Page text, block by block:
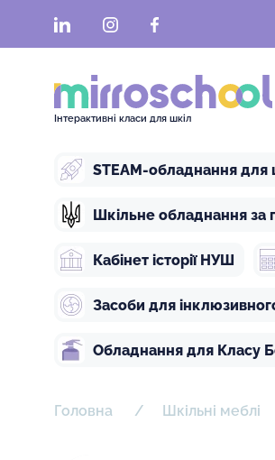
LinkedInInstagramFacebook
Інтерактивні класи для шкіл
STEAM-обладнання для
Шкільне обладнання
Кабінет історії НУШ
Засоби для
Обладнання для Класу
Головна Шкільні меблі